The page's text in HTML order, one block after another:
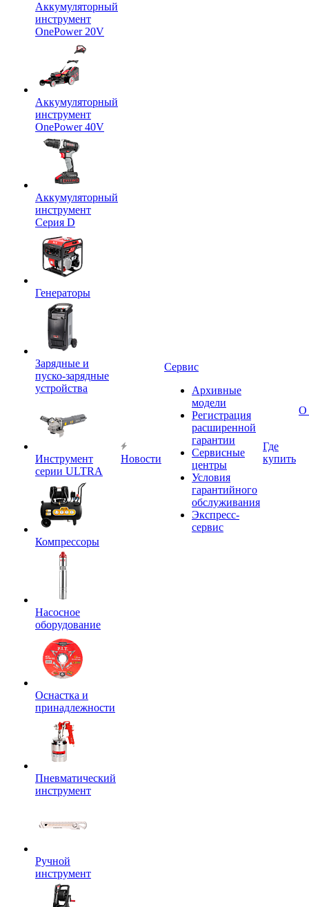
Аккумуляторный
инструмент
OnePower 20V
Аккумуляторный
инструмент
OnePower 40V
Аккумуляторный
инструмент
Серия D
Генераторы
Зарядные и
пуско-зарядные
устройства
Инструмент
серии ULTRA
Компрессоры
Насосное
оборудование
Оснастка и
принадлежности
Пневматический
инструмент
Ручной
инструмент
Новости
Сервис
Архивные
модели
Регистрация
расширенной
гарантии
Сервисные
центры
Условия
гарантийного
обслуживания
Экспресс-
сервис
Где
купить
О